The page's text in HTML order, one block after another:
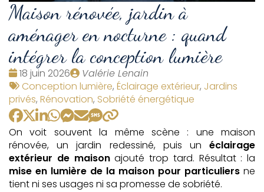
Maison rénovée, jardin à
aménager en nocturne : quand
intégrer la conception lumière
Date
:
18 juin 2026
Publié
par
Valérie Lenain
Tags
:
Conception lumière, Éclairage extérieur, Jardins
privés, Rénovation, Sobriété énergétique
On voit souvent la même scène : une maison
rénovée, un jardin redessiné, puis un éclairage
extérieur de maisonajouté trop tard. Résultat : la
mise en lumière de la maison pour particuliers ne
tient ni ses usages ni sa promesse de sobriété.